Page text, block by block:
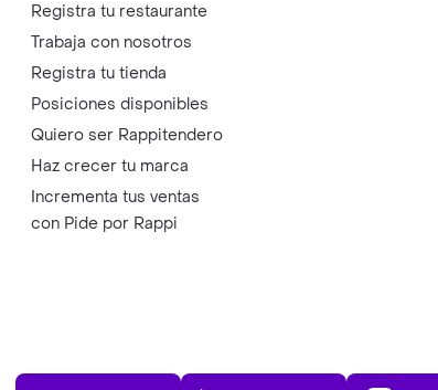
Registra tu restaurante
Trabaja con nosotros
Registra tu tienda
Posiciones disponibles
Quiero ser Rappitendero
Haz crecer tu marca
Incrementa tus ventas
con Pide por Rappi
App Store Play Store